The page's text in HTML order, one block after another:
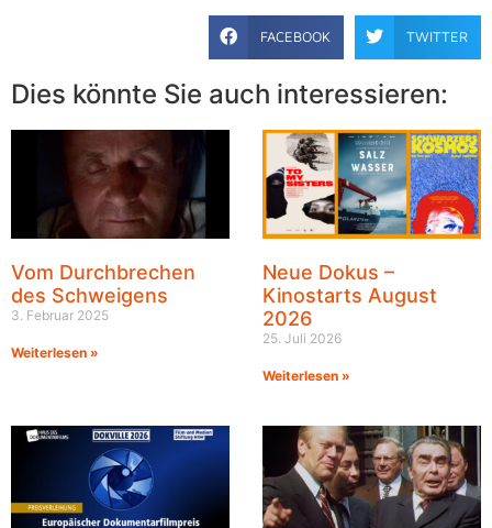
FACEBOOK TWITTER
Dies könnte Sie auch interessieren:
Vom Durchbrechen
des Schweigens
3. Februar 2025
Weiterlesen »
Neue Dokus –
Kinostarts August
2026
25. Juli 2026
Weiterlesen »